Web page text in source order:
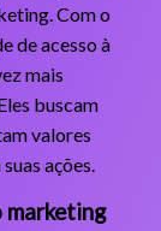
Com o
de acesso à
mais
buscam
valores
ações.